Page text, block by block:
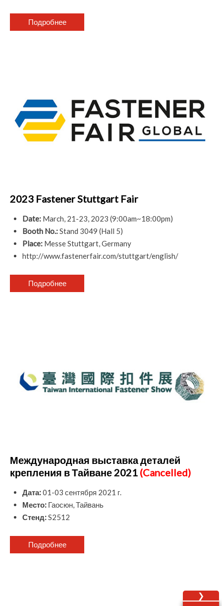
Подробнее
2023 Fastener Stuttgart Fair
Date: March, 21-23, 2023 (9:00am~18:00pm)
Booth No.:Stand 3049 (Hall 5)
Place: Messe Stuttgart, Germany
http://www.fastenerfair.com/stuttgart/english/
Подробнее
Международная выставка деталей
крепления в Тайване 2021 (Cancelled)
Дата:01-03 сентября 2021 г.
Место: Гаосюн, Тайвань
Стенд:S2512
Подробнее
❯